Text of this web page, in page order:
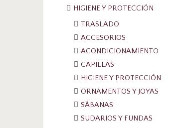
HIGIENE Y PROTECCIÓN
TRASLADO
ACCESORIOS
ACONDICIONAMIENTO
CAPILLAS
HIGIENE Y PROTECCIÓN
ORNAMENTOS Y JOYAS
SÁBANAS
SUDARIOS Y FUNDAS